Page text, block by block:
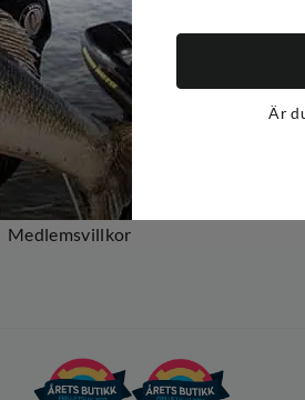
Om oss
Om Out Fishing
Operation Goksjø
Hållbarhet
Öppenhet
Kundklubb
Medlemsvillkor
Är